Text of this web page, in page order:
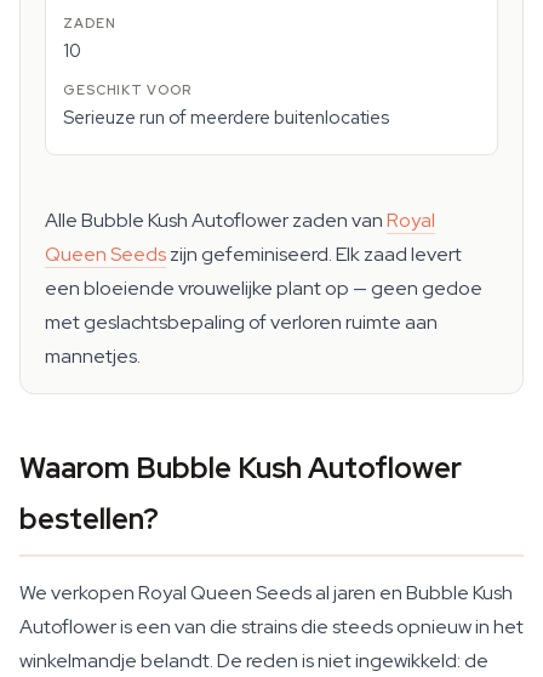
10
Serieuze run of meerdere buitenlocaties
Alle Bubble Kush Autoflower zaden vanRoyal
Queen Seedszijn gefeminiseerd. Elk zaad levert
een bloeiende vrouwelijke plant op — geen gedoe
met geslachtsbepaling of verloren ruimte aan
mannetjes.
Waarom Bubble Kush Autoflower
bestellen?
We verkopen Royal Queen Seeds al jaren en Bubble Kush
Autoflower is een van die strains die steeds opnieuw in het
winkelmandje belandt. De reden is niet ingewikkeld: de